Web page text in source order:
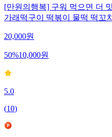
[만원의행복] 구워 먹으면 더
가래떡구이 떡볶이 물떡 떡꼬
20,000원
50%10,000원
5.0
(10)